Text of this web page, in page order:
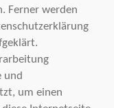
Ferner werden
und
um einen